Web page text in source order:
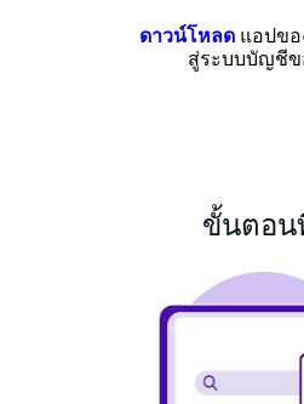
ดาวน์โหลด แอปขอ
สู่ระบบบัญชี
ขั้นตอน